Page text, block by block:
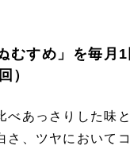
むすめ」を毎月
）
べあっさりした味
さ、ツヤにおいて